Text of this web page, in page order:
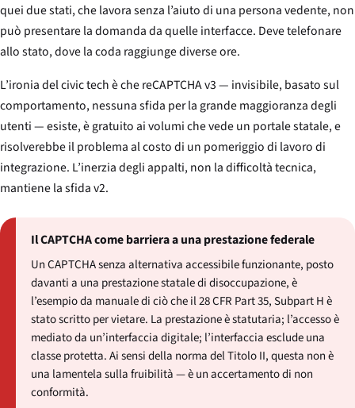
quei due stati, che lavora senza l’aiuto di una persona vedente, non
può presentare la domanda da quelle interfacce. Deve telefonare
allo stato, dove la coda raggiunge diverse ore.
L’ironia del civic tech è che reCAPTCHA v3 — invisibile, basato sul
comportamento, nessuna sfida per la grande maggioranza degli
utenti — esiste, è gratuito ai volumi che vede un portale statale, e
risolverebbe il problema al costo di un pomeriggio di lavoro di
integrazione. L’inerzia degli appalti, non la difficoltà tecnica,
mantiene la sfida v2.
Il CAPTCHA come barriera a una prestazione federale
Un CAPTCHA senza alternativa accessibile funzionante, posto
davanti a una prestazione statale di disoccupazione, è
l’esempio da manuale di ciò che il 28 CFR Part 35, Subpart H è
stato scritto per vietare. La prestazione è statutaria; l’accesso è
mediato da un’interfaccia digitale; l’interfaccia esclude una
classe protetta. Ai sensi della norma del Titolo II, questa non è
una lamentela sulla fruibilità — è un accertamento di non
conformità.